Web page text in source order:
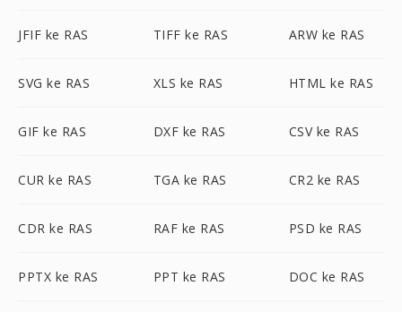
JFIF ke RAS TIFF ke RAS ARW ke RAS
SVG ke RAS XLS ke RAS HTML ke RAS
GIF ke RAS DXF ke RAS CSV ke RAS
CUR ke RAS TGA ke RAS CR2 ke RAS
CDR ke RAS RAF ke RAS PSD ke RAS
PPTX ke RAS PPT ke RAS DOC ke RAS